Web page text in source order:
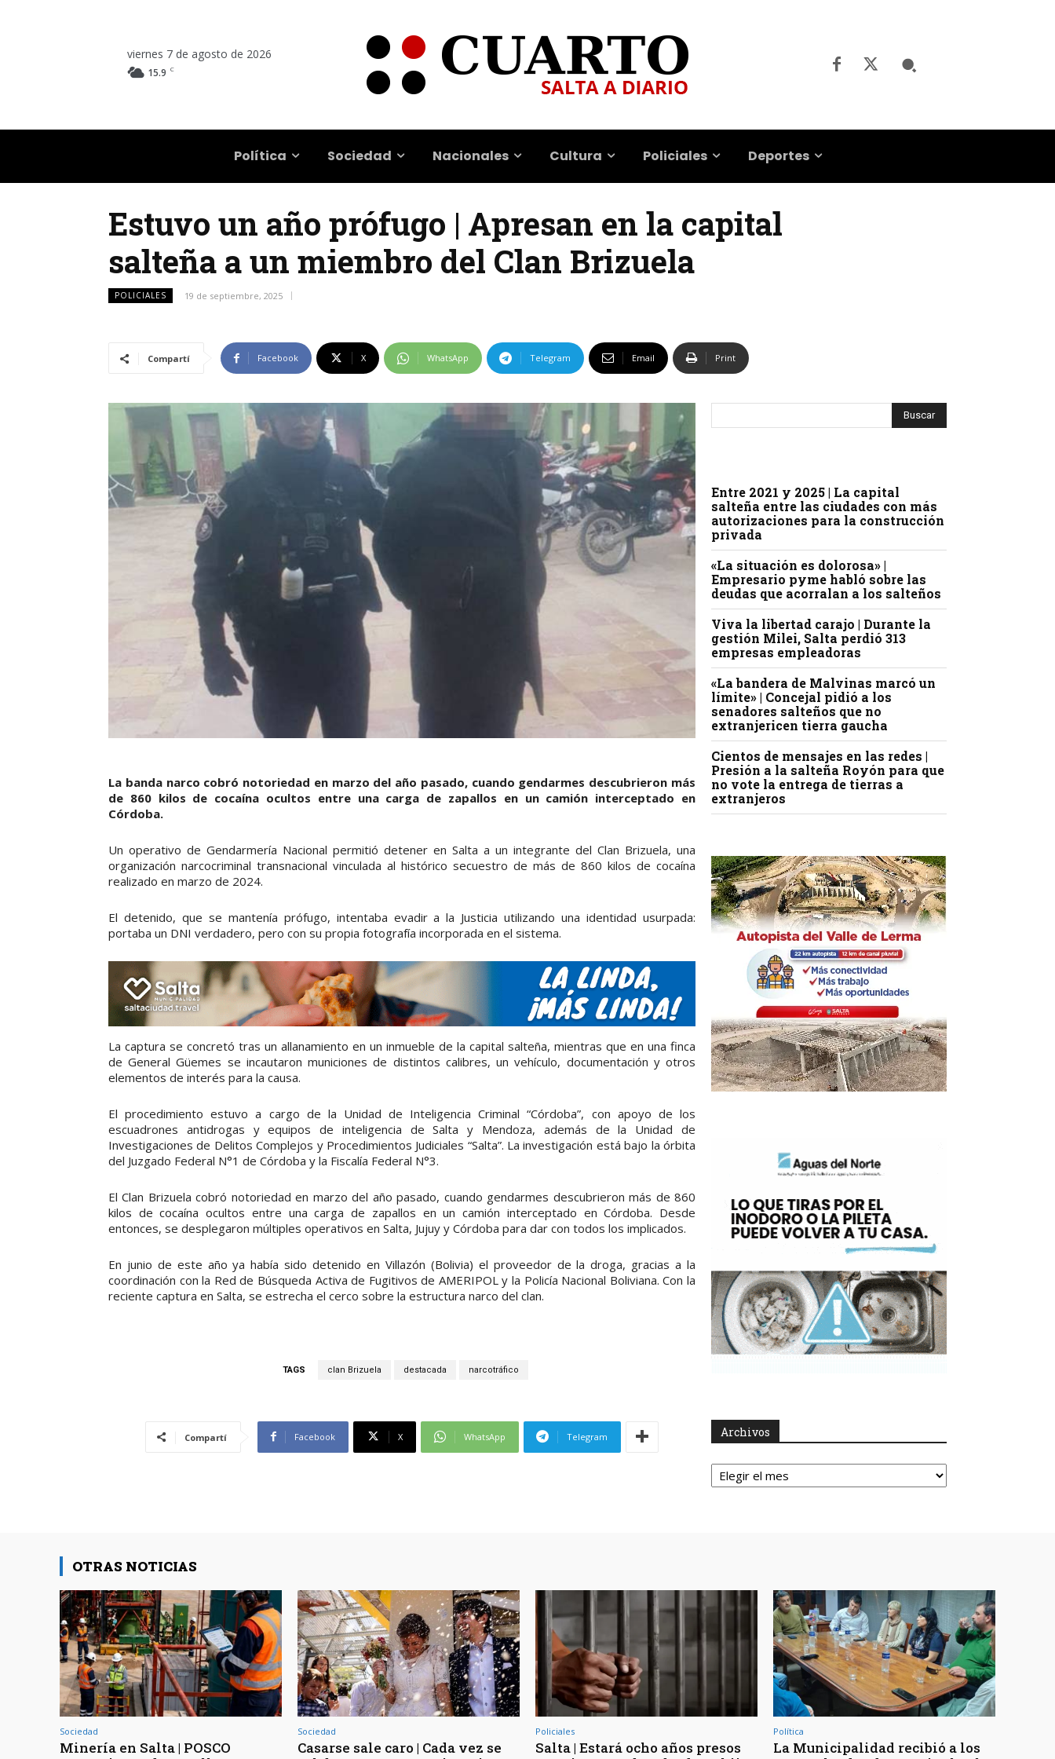
viernes 7 de agosto de 2026
15.9 C
Política Sociedad Nacionales Cultura Policiales Deportes
Estuvo un año prófugo | Apresan en la capital
salteña a un miembro del Clan Brizuela
POLICIALES 19 de septiembre, 2025
Compartí Facebook X WhatsApp Telegram Email Print
La banda narco cobró notoriedad en marzo del año pasado, cuando gendarmes descubrieron más
de 860 kilos de cocaína ocultos entre una carga de zapallos en un camión interceptado en
Córdoba.
Un operativo de Gendarmería Nacional permitió detener en Salta a un integrante del Clan Brizuela, una
organización narcocriminal transnacional vinculada al histórico secuestro de más de 860 kilos de cocaína
realizado en marzo de 2024.
El detenido, que se mantenía prófugo, intentaba evadir a la Justicia utilizando una identidad usurpada:
portaba un DNI verdadero, pero con su propia fotografía incorporada en el sistema.
La captura se concretó tras un allanamiento en un inmueble de la capital salteña, mientras que en una finca
de General Güemes se incautaron municiones de distintos calibres, un vehículo, documentación y otros
elementos de interés para la causa.
El procedimiento estuvo a cargo de la Unidad de Inteligencia Criminal “Córdoba”, con apoyo de los
escuadrones antidrogas y equipos de inteligencia de Salta y Mendoza, además de la Unidad de
Investigaciones de Delitos Complejos y Procedimientos Judiciales “Salta”. La investigación está bajo la órbita
del Juzgado Federal N°1 de Córdoba y la Fiscalía Federal N°3.
El Clan Brizuela cobró notoriedad en marzo del año pasado, cuando gendarmes descubrieron más de 860
kilos de cocaína ocultos entre una carga de zapallos en un camión interceptado en Córdoba. Desde
entonces, se desplegaron múltiples operativos en Salta, Jujuy y Córdoba para dar con todos los implicados.
En junio de este año ya había sido detenido en Villazón (Bolivia) el proveedor de la droga, gracias a la
coordinación con la Red de Búsqueda Activa de Fugitivos de AMERIPOL y la Policía Nacional Boliviana. Con la
reciente captura en Salta, se estrecha el cerco sobre la estructura narco del clan.
TAGS clan Brizuela destacada narcotráfico
Compartí Facebook X WhatsApp Telegram
Entre 2021 y 2025 | La capital
salteña entre las ciudades con más
autorizaciones para la construcción
privada
«La situación es dolorosa» |
Empresario pyme habló sobre las
deudas que acorralan a los salteños
Viva la libertad carajo | Durante la
gestión Milei, Salta perdió 313
empresas empleadoras
«La bandera de Malvinas marcó un
límite» | Concejal pidió a los
senadores salteños que no
extranjericen tierra gaucha
Cientos de mensajes en las redes |
Presión a la salteña Royón para que
no vote la entrega de tierras a
extranjeros
Archivos
Archivos
OTRAS NOTICIAS
Sociedad
Minería en Salta | POSCO
Sociedad
Casarse sale caro | Cada vez se
Policiales
Salta | Estará ocho años presos
Política
La Municipalidad recibió a los